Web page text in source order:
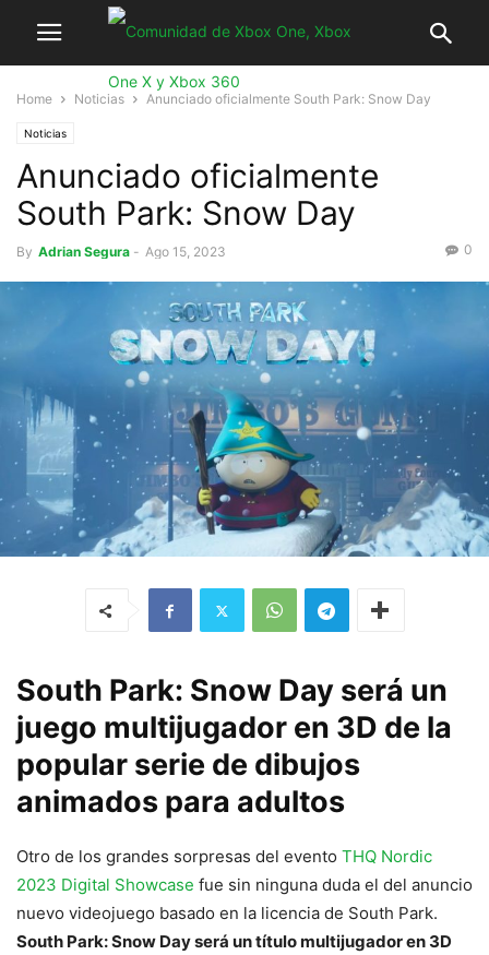
Home Noticias Anunciado oficialmente South Park: Snow Day
Noticias
Anunciado oficialmente
South Park: Snow Day
By Adrian Segura - Ago 15, 2023 0
South Park: Snow Day será un
juego multijugador en 3D de la
popular serie de dibujos
animados para adultos
Otro de los grandes sorpresas del evento THQ Nordic
2023 Digital Showcase fue sin ninguna duda el del anuncio
nuevo videojuego basado en la licencia de South Park.
South Park: Snow Day será un título multijugador en 3D